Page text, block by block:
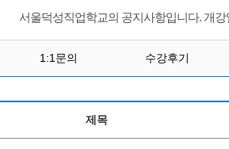
서울덕성직업학교의 공지사항입니다. 개
1:1문의 수강후기
제목